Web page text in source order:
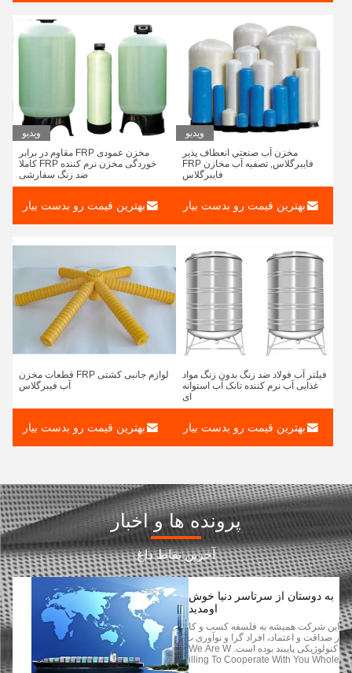
ویدیو
مخزن آب صنعتي انعطاف پذير
فايبرگلاس, تصفيه آب مخازن FRP
فايبرگلاس
بهترین قیمت رو بدست بیار
ویدیو
مخزن عمودی FRP مقاوم در برابر
خوردگی مخزن نرم کننده FRP کاملا
ضد زنگ سفارشی
بهترین قیمت رو بدست بیار
فیلتر آب فولاد ضد زنگ بدون زنگ مواد
غذایی آب نرم کننده تانک آب استوانه
ای
بهترین قیمت رو بدست بیار
لوازم جانبی کشتی FRP قطعات مخزن
آب فیبرگلاس
بهترین قیمت رو بدست بیار
پرونده ها و اخبار
آخرین نقاط داغ
به دوستان از سرتاسر دنيا خوش
اومديد
این شرکت همیشه به فلسفه کسب و کا
ر صداقت و اعتماد، افراد گرا و نوآوری ت
کنولوژیکی پایبند بوده است. We Are W
Illing To Cooperate With You Whole